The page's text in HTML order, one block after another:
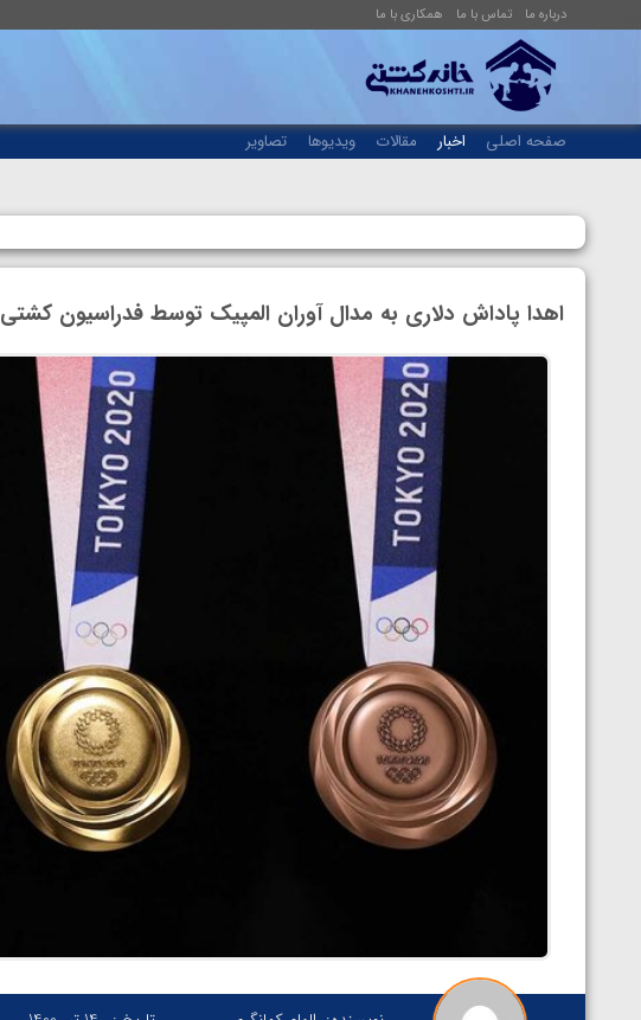
درباره ما تماس با ما همکاری با ما
صفحه اصلی اخبار مقالات ویدیوها تصاویر
اهدا پاداش دلاری به مدال آوران المپیک توسط فدراسیون کشتی